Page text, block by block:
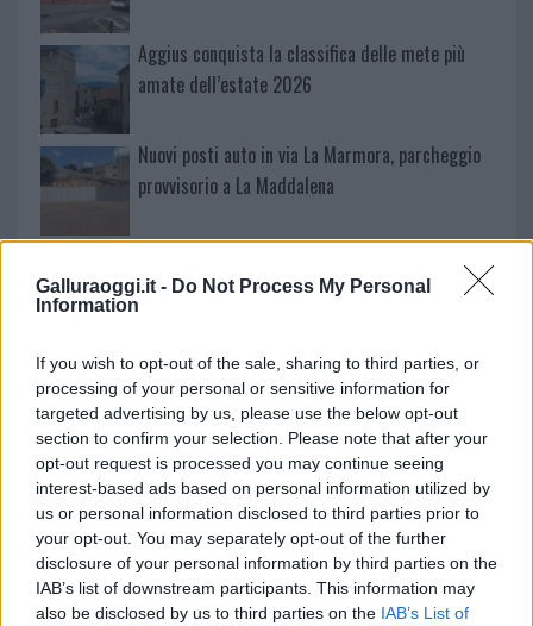
Galluraoggi.it - Do Not Process My Personal
Information
If you wish to opt-out of the sale, sharing to third parties, or
processing of your personal or sensitive information for
targeted advertising by us, please use the below opt-out
section to confirm your selection. Please note that after your
opt-out request is processed you may continue seeing
interest-based ads based on personal information utilized by
us or personal information disclosed to third parties prior to
your opt-out. You may separately opt-out of the further
disclosure of your personal information by third parties on the
IAB’s list of downstream participants. This information may
also be disclosed by us to third parties on the IAB’s List of
Aggius conquista la classifica delle mete più
amate dell’estate 2026
Nuovi posti auto in via La Marmora, parcheggio
provvisorio a La Maddalena
bussano alle porte
Notre-Dame de Paris conquista Olbia, la prima
al Molo Brin è un successo